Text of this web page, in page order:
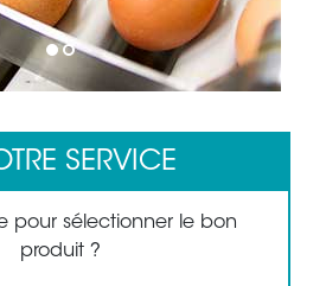
1 2
SERVICE
pour sélectionner le bon
produit ?